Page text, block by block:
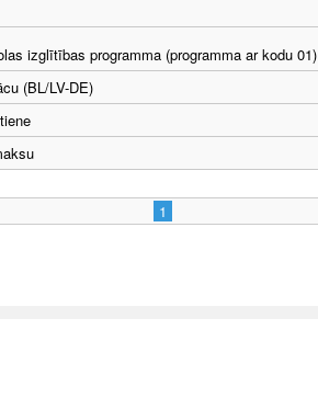
izglītības programma (programma ar kodu 01)
(BL/LV-DE)
1